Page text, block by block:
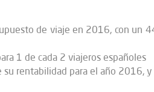
de viaje en 2016, con un
1 de cada 2 viajeros españoles
su rentabilidad para el año 2016, y